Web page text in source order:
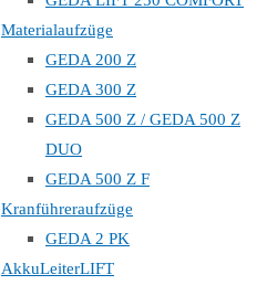
Materialaufzüge
GEDA 200 Z
GEDA 300 Z
GEDA 500 Z / GEDA 500 Z
DUO
GEDA 500 Z F
Kranführeraufzüge
GEDA 2 PK
AkkuLeiterLIFT